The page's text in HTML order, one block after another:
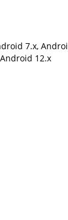
7.x,
12.x